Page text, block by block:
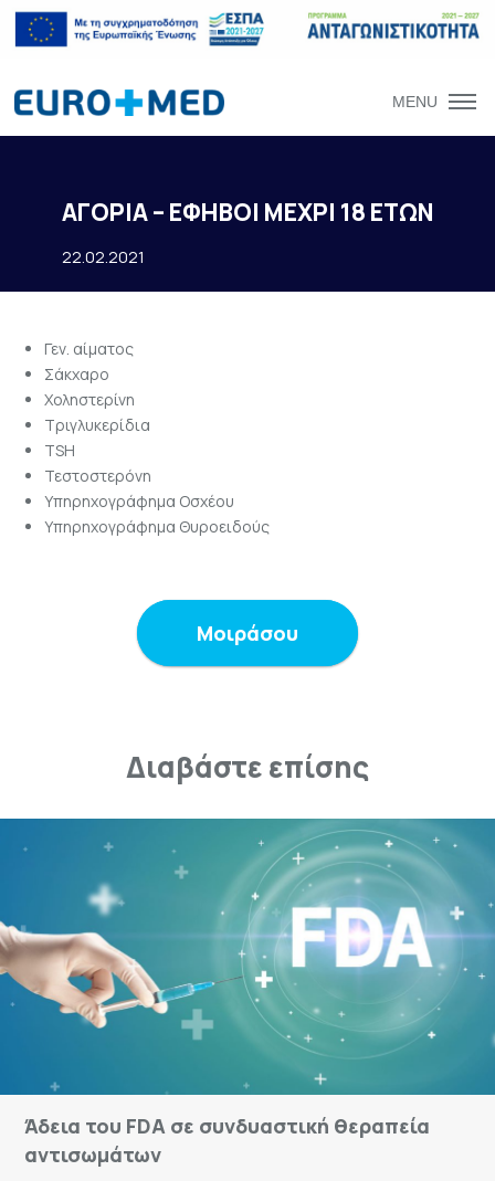
MENU
ΑΓΟΡΙΑ – ΕΦΗΒΟΙ ΜΕΧΡΙ 18 ΕΤΩΝ
22.02.2021
Γεν. αίματος
Σάκχαρο
Χοληστερίνη
Τριγλυκερίδια
TSH
Τεστοστερόνη
Υπηρηχογράφημα Οσχέου
Υπηρηχογράφημα Θυροειδούς
Μοιράσου
Διαβάστε επίσης
Άδεια του FDA σε συνδυαστική θεραπεία
αντισωμάτων